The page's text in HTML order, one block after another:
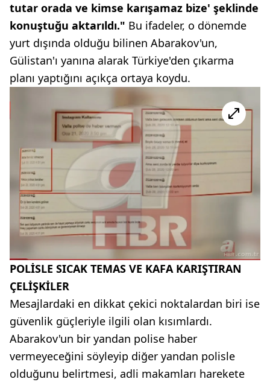
tutar orada ve kimse karışamaz bize' şeklinde
konuştuğu aktarıldı." Bu ifadeler, o dönemde
yurt dışında olduğu bilinen Abarakov'un,
Gülistan'ı yanına alarak Türkiye'den çıkarma
planı yaptığını açıkça ortaya koydu.
POLİSLE SICAK TEMAS VE KAFA KARIŞTIRAN
ÇELİŞKİLER
Mesajlardaki en dikkat çekici noktalardan biri ise
güvenlik güçleriyle ilgili olan kısımlardı.
Abarakov'un bir yandan polise haber
vermeyeceğini söyleyip diğer yandan polisle
olduğunu belirtmesi, adli makamları harekete